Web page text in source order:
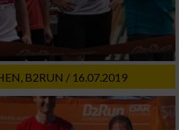
B2RUN / 16.07.2019